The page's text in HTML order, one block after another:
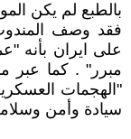
بالطبع لم يكن
فقد وصف
على ايران بأنه
مبرر" . كما عبر
"الهجمات
سيادة وأمن